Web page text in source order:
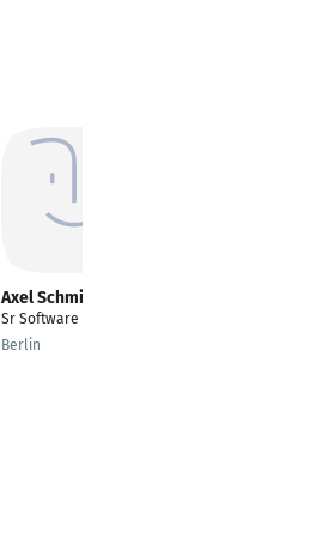
Axel Schmidt
Sr Software Manager
Berlin